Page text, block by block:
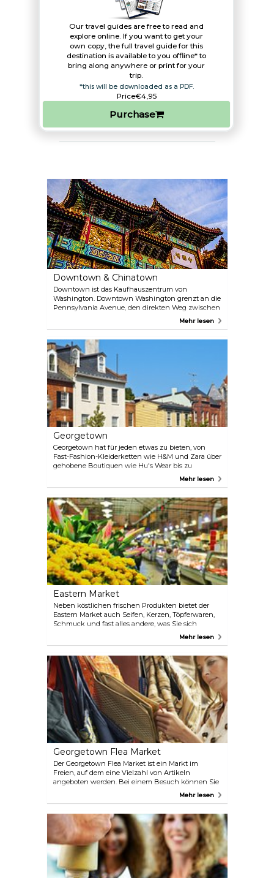
Our travel guides are free to read and
explore online. If you want to get your
own copy, the full travel guide for this
destination is available to you offline* to
bring along anywhere or print for your
trip.​
*this will be downloaded as a PDF.
Price€4,95
Purchase
Downtown & Chinatown
Downtown ist das Kaufhauszentrum von
Washington. Downtown Washington grenzt an die
Pennsylvania Avenue, den direkten Weg zwischen
dem Weißen Haus und dem Kapitol. Einige zentrale
ruhigere Alternative zu den Vorstadtriesen weiter
außerhalb der Stadt. Der Duft von süß-saurem
Schweinefleisch ist in Downtown ebenfalls zu
spüren, da Chinatown gleich um die Ecke liegt.
Mehr lesen
Georgetown
Georgetown hat für jeden etwas zu bieten, von
Fast-Fashion-Kleiderketten wie H&M und Zara über
gehobene Boutiquen wie Hu's Wear bis zu
altmodischen Flaggschiffen wie Barne's & Nobles.
halten. Halten Sie Ausschau nach Georgetowns
größter Galerie, Creighton-Davis (3222 M Street,
NW), und Village Art & Craft (1353 Wisconsin
Avenue, NW) für flippigen, ethnischen Schmuck
und Schnickschnack.
Mehr lesen
Eastern Market
Neben köstlichen frischen Produkten bietet der
Eastern Market auch Seifen, Kerzen, Töpferwaren,
Schmuck und fast alles andere, was Sie sich
vorstellen können. Auf der anderen Straßenseite
Mehr lesen
Georgetown Flea Market
Der Georgetown Flea Market ist ein Markt im
Freien, auf dem eine Vielzahl von Artikeln
angeboten werden. Bei einem Besuch können Sie
Antiquitäten, Kunstwerke aus verschiedenen
Markt ist normalerweise von 8:00 bis 16:00 Uhr
geöffnet, aber das hängt wirklich vom Wetter ab!
Sie können hier sogar einen kleinen Imbiss zu sich
nehmen, denn auf dem Gelände des Marktes
werden verschiedene Speisen angeboten.
Mehr lesen